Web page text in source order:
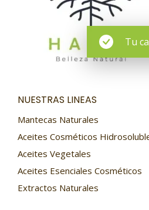
Tu
NUESTRAS LINEAS
Mantecas Naturales
Aceites Cosméticos
Aceites Vegetales
Aceites Esenciales Cosméticos
Extractos Naturales